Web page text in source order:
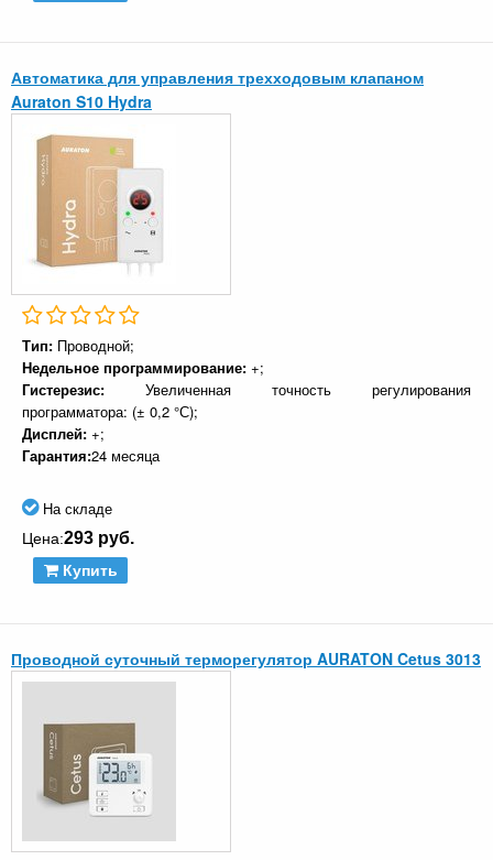
Автоматика для управления трехходовым клапаном
Auraton S10 Hydra
Тип: Проводной;
Недельное программирование: +;
Гистерезис: Увеличенная точность регулирования
программатора: (± 0,2 °С);
Дисплей: +;
Гарантия:24 месяца
На складе
Цена:293 руб.
Купить
Проводной суточный терморегулятор AURATON Cetus 3013